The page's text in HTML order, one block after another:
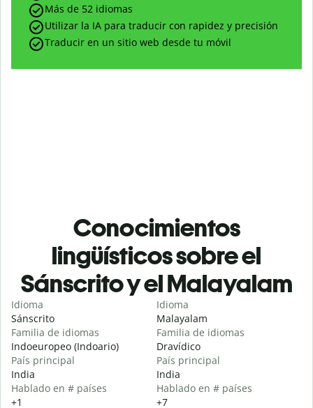
Más de 52 idiomas
Utilizar la IA para traducir con rapidez y precisión
Traducir en un sitio web desde tu móvil
Conocimientos
lingüísticos sobre el
Sánscrito y el Malayalam
Idioma
Sánscrito
Familia de idiomas
Indoeuropeo (Indoario)
País principal
India
Hablado en # países
+1
Idioma
Malayalam
Familia de idiomas
Dravídico
País principal
India
Hablado en # países
+7